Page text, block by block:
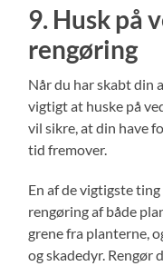
9. Husk på
rengøring
Når du har skabt din
vigtigt at huske på
vil sikre, at din have
tid fremover.
En af de vigtigste
rengøring af både
grene fra planterne,
og skadedyr. Rengør